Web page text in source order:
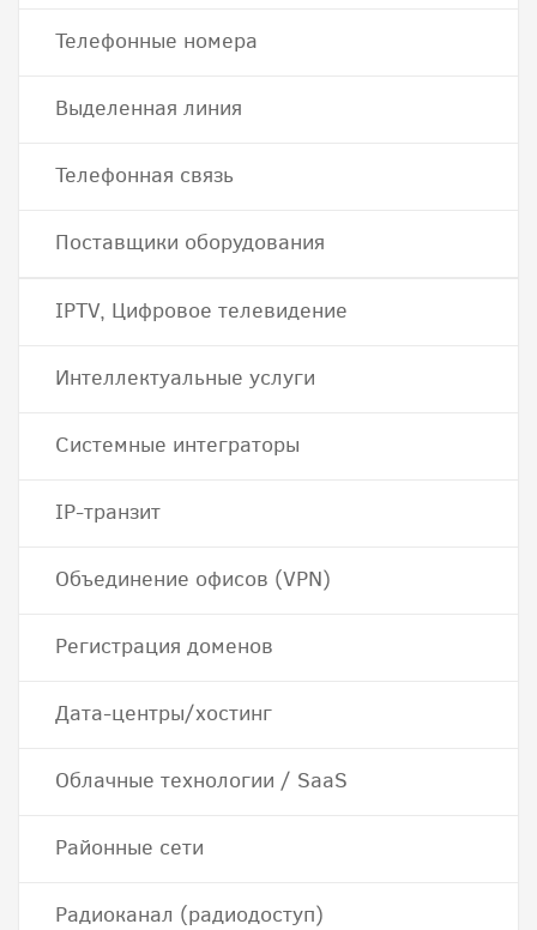
Телефонные номера
Выделенная линия
Телефонная связь
Поставщики оборудования
IPTV, Цифровое телевидение
Интеллектуальные услуги
Системные интеграторы
IP-транзит
Объединение офисов (VPN)
Регистрация доменов
Дата-центры/хостинг
Облачные технологии / SaaS
Районные сети
Радиоканал (радиодоступ)